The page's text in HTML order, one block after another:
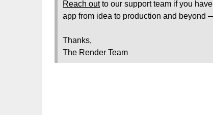
Reach outto our support team if you
app from idea to production and beyond
Thanks,
The Render Team